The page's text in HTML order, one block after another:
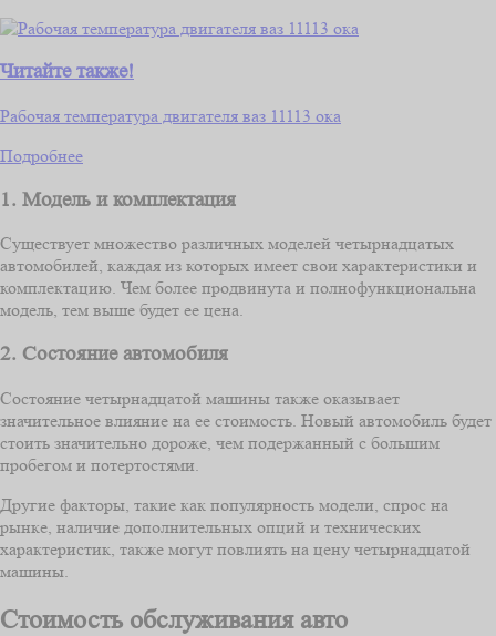
Читайте также!
Рабочая температура двигателя ваз 11113 ока
Подробнее
1. Модель и комплектация
Существует множество различных моделей четырнадцатых
автомобилей, каждая из которых имеет свои характеристики и
комплектацию. Чем более продвинута и полнофункциональна
модель, тем выше будет ее цена.
2. Состояние автомобиля
Состояние четырнадцатой машины также оказывает
значительное влияние на ее стоимость. Новый автомобиль будет
стоить значительно дороже, чем подержанный с большим
пробегом и потертостями.
Другие факторы, такие как популярность модели, спрос на
рынке, наличие дополнительных опций и технических
характеристик, также могут повлиять на цену четырнадцатой
машины.
Стоимость обслуживания авто